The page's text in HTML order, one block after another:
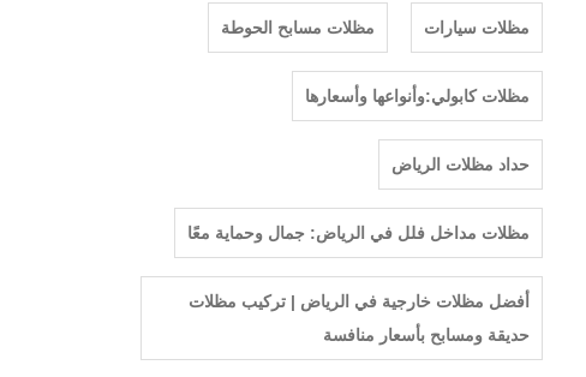
مظلات سيارات مظلات مسابح الحوطة
مظلات كابولي:وأنواعها وأسعارها
حداد مظلات الرياض
مظلات مداخل فلل في الرياض: جمال وحماية معًا
أفضل مظلات خارجية في الرياض | تركيب مظلات
حديقة ومسابح بأسعار منافسة